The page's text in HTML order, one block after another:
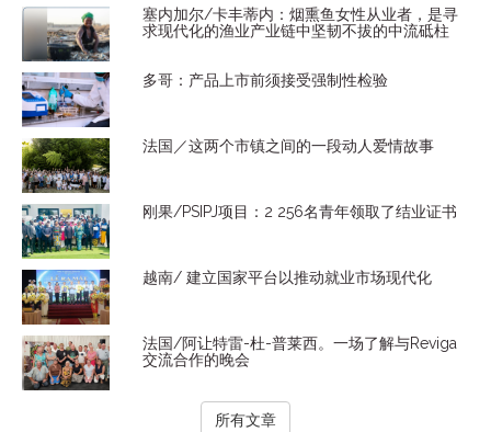
塞内加尔/卡丰蒂内：烟熏鱼女性从业者，是寻
求现代化的渔业产业链中坚韧不拔的中流砥柱
多哥：产品上市前须接受强制性检验
法国／这两个市镇之间的一段动人爱情故事
刚果/PSIPJ项目：2 256名青年领取了结业证书
越南/ 建立国家平台以推动就业市场现代化
法国/阿让特雷-杜-普莱西。一场了解与Reviga
交流合作的晚会
所有文章